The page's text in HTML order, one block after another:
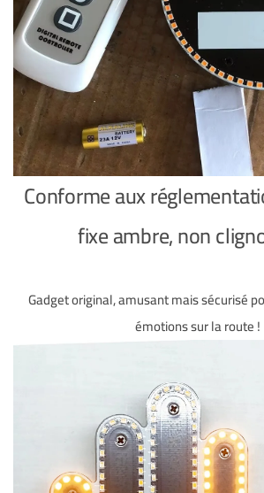
Conforme aux
fixe ambre, non
💡 Gadget original, amusant mais sécurisé
émotions sur la route !